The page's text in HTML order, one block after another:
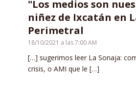
"Los medios son
niñez de Ixcatán en
Perimetral
18/10/2021 a las 7:00 AM
[…] sugerimos leer La Sonaja:
crisis, o AMI que le […]